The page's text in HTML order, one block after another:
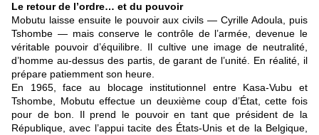
Le retour de l’ordre… et du pouvoir
Mobutu laisse ensuite le pouvoir aux civils — Cyrille Adoula, puis
Tshombe — mais conserve le contrôle de l’armée, devenue le
véritable pouvoir d’équilibre. Il cultive une image de neutralité,
d’homme au-dessus des partis, de garant de l’unité. En réalité, il
prépare patiemment son heure.
En 1965, face au blocage institutionnel entre Kasa-Vubu et
Tshombe, Mobutu effectue un deuxième coup d’État, cette fois
pour de bon. Il prend le pouvoir en tant que président de la
République, avec l’appui tacite des États-Unis et de la Belgique,